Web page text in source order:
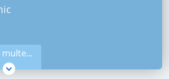
multe...